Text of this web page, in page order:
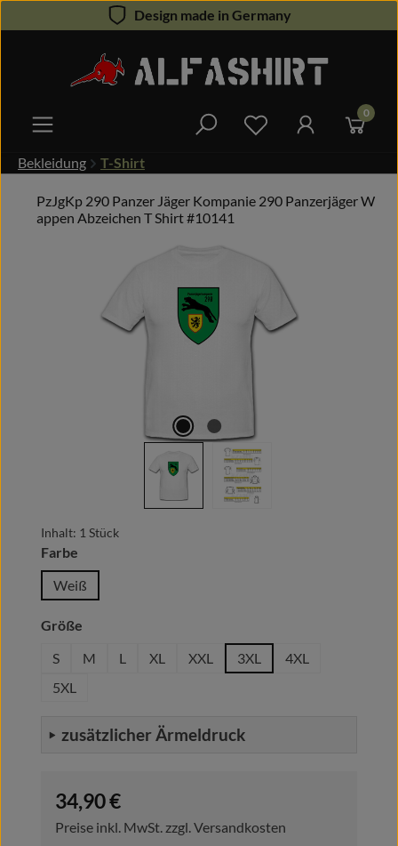
Zum Hauptinhalt springenDesign made in Germany
Du hast 0 0
Bekleidung T-Shirt
PzJgKp 290 Panzer Jäger Kompanie 290 Panzerjäger W
appen Abzeichen T Shirt #10141
Inhalt: 1 Stück
Farbe
Weiß
Größe
S
M L XL XXL 3XL
4XL
5XL
zusätzlicher Ärmeldruck
Regulärer Preis:
34,90 €
Preise inkl. MwSt. zzgl. Versandkosten